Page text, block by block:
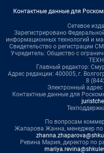
Контактные данные для
Сетевое
Зарегистрировано
информационных технологий и
Свидетельство о регистрации
Учредитель: Общество с
Главный редактор:
Адрес редакции: 400005, г.
8
Электронный адрес
Контактные данные для
По вопросам
Жапарова Жанна, менеджер по
Ревина Мария, директор по